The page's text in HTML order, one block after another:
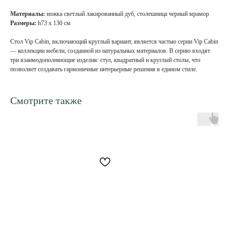
Материалы: ножка светлый лакированный дуб, столешница черный мрамор
Размеры: h73 х 130 см
Стол Vip Cabin, включающий круглый вариант, является частью серии Vip Cabin
— коллекции мебели, созданной из натуральных материалов. В серию входят
три взаимодополняющие изделия: стул, квадратный и круглый столы, что
позволяет создавать гармоничные интерьерные решения в едином стиле.
Смотрите также